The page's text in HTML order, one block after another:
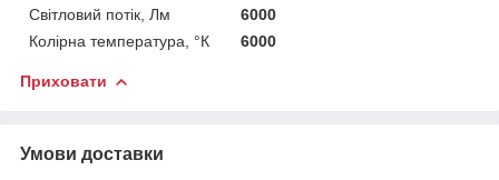
Світловий потік, Лм
6000
Колірна температура, °К
6000
Приховати
Умови доставки